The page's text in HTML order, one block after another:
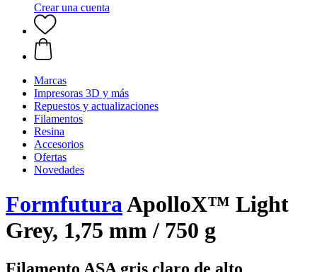
Crear una cuenta
Marcas
Impresoras 3D y más
Repuestos y actualizaciones
Filamentos
Resina
Accesorios
Ofertas
Novedades
FormfuturaApolloX™ Light
Grey, 1,75 mm / 750 g